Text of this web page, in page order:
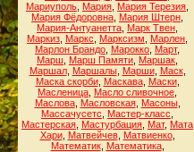
Мариуполь Мария Мария Терезия
Мария Фёдоровна Мария Штерн
Мария-Антуанетта Марк Твен
Маркиз Маркс Марксизм Марлен
Марлон Брандо Марокко Март,
Марш
Марш Памяти Маршак
Маршал, Маршалы, Марши, Маск,
Маска скорби, Маскава, Маски,
Масленица Масло сливочное
Маслова, Масловская, Масоны,
Массачусетс
Мастер-класс
Мастерская Мастурбация Мат, Мата
Хари, Матвейчев, Матвиенко,
Математик, Математика,